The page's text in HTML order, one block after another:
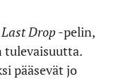
Last Drop-pelin,
tulevaisuutta.
pääsevät jo